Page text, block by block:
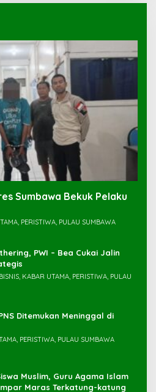
Sumbawa Bekuk Pelaku
PERISTIWA, PULAU SUMBAWA
PWI – Bea Cukai Jalin
KABAR UTAMA, PERISTIWA, PULAU
Ditemukan Meninggal di
PERISTIWA, PULAU SUMBAWA
Muslim, Guru Agama Islam
di SDN Sampar Maras Terkatung-katung ‎